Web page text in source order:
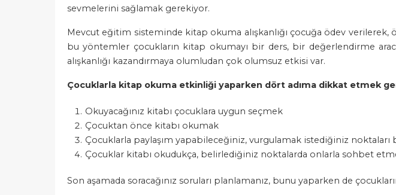
sevmelerini sağlamak gerekiyor.
Mevcut eğitim sisteminde kitap okuma alışkanlığı çocuğa ödev verilerek,
bu yöntemler çocukların kitap okumayı bir ders, bir değerlendirme
alışkanlığı kazandırmaya olumludan çok olumsuz etkisi var.
Çocuklarla kitap okuma etkinliği yaparken dört adıma dikkat etmek
Okuyacağınız kitabı çocuklara uygun seçmek
Çocuktan önce kitabı okumak
Çocuklarla paylaşım yapabileceğiniz, vurgulamak istediğiniz noktaları
Çocuklar kitabı okudukça, belirlediğiniz noktalarda onlarla sohbet
Son aşamada soracağınız soruları planlamanız, bunu yaparken de